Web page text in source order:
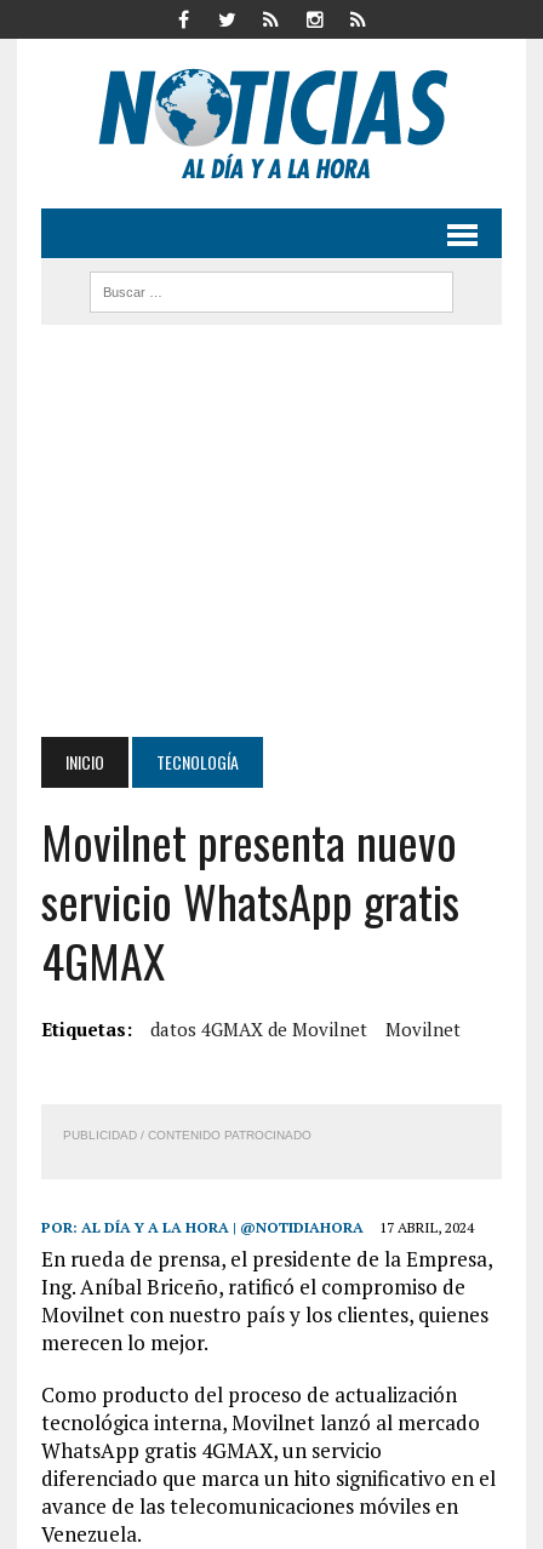
INICIO TECNOLOGÍA
Movilnet presenta nuevo
servicio WhatsApp gratis
4GMAX
Etiquetas: datos 4GMAX de Movilnet Movilnet
PUBLICIDAD / CONTENIDO PATROCINADO
POR: AL DÍA Y A LA HORA | @NOTIDIAHORA 17 ABRIL, 2024
En rueda de prensa, el presidente de la Empresa,
Ing. Aníbal Briceño, ratificó el compromiso de
Movilnet con nuestro país y los clientes, quienes
merecen lo mejor.
Como producto del proceso de actualización
tecnológica interna, Movilnet lanzó al mercado
WhatsApp gratis 4GMAX, un servicio
diferenciado que marca un hito significativo en el
avance de las telecomunicaciones móviles en
Venezuela.